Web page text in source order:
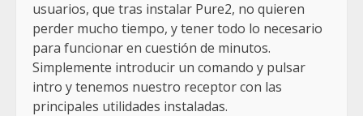
usuarios, que tras instalar Pure2, no quieren
perder mucho tiempo, y tener todo lo necesario
para funcionar en cuestión de minutos.
Simplemente introducir un comando y pulsar
intro y tenemos nuestro receptor con las
principales utilidades instaladas.